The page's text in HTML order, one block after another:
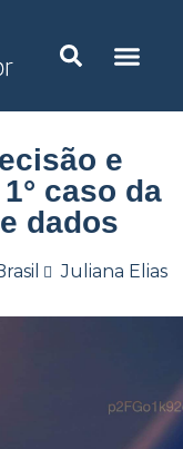
e
caso da
dados
Juliana Elias